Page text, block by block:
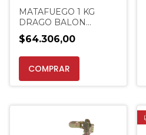
MATAFUEGO 1 KG
DRAGO BALON
VEHICULAR PROMO
VTV EXTINCENTER
$64.306,00
COMPRAR